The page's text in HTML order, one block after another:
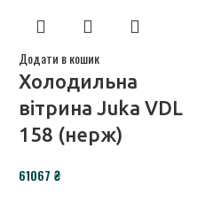
Додати в кошик
Холодильна
вітрина Juka VDL
158 (нерж)
₴